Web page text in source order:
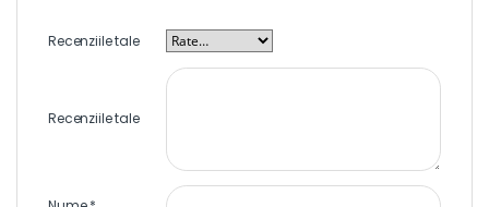
Recenziile tale
Recenziile tale